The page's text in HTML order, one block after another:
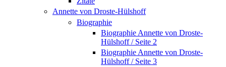
Annette von Droste-Hülshoff
Biographie
Biographie Annette von Droste-
Hülshoff / Seite 2
Biographie Annette von Droste-
Hülshoff / Seite 3